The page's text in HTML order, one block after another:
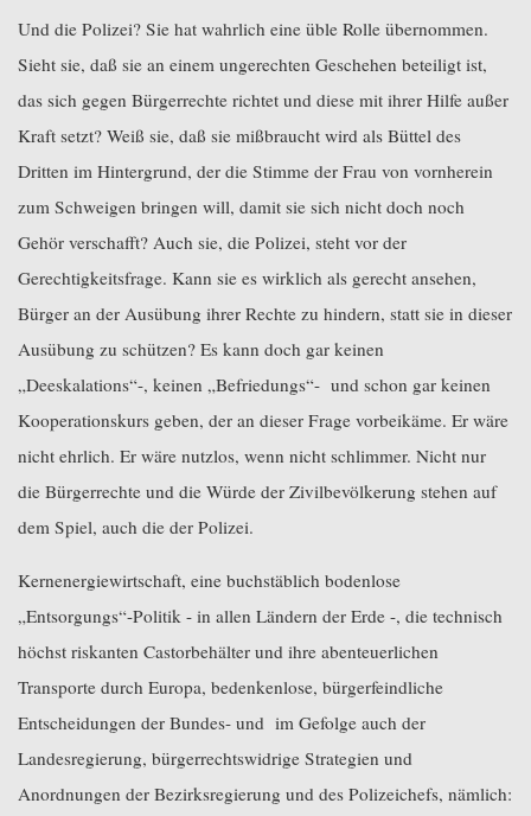
Und die Polizei? Sie hat wahrlich eine üble Rolle übernommen.
Sieht sie, daß sie an einem ungerechten Geschehen beteiligt ist,
das sich gegen Bürgerrechte richtet und diese mit ihrer Hilfe außer
Kraft setzt? Weiß sie, daß sie mißbraucht wird als Büttel des
Dritten im Hintergrund, der die Stimme der Frau von vornherein
zum Schweigen bringen will, damit sie sich nicht doch noch
Gehör verschafft? Auch sie, die Polizei, steht vor der
Gerechtigkeitsfrage. Kann sie es wirklich als gerecht ansehen,
Bürger an der Ausübung ihrer Rechte zu hindern, statt sie in dieser
Ausübung zu schützen? Es kann doch gar keinen
„Deeskalations“-, keinen „Befriedungs“- und schon gar keinen
Kooperationskurs geben, der an dieser Frage vorbeikäme. Er wäre
nicht ehrlich. Er wäre nutzlos, wenn nicht schlimmer. Nicht nur
die Bürgerrechte und die Würde der Zivilbevölkerung stehen auf
dem Spiel, auch die der Polizei.
Kernenergiewirtschaft, eine buchstäblich bodenlose
„Entsorgungs“-Politik - in allen Ländern der Erde -, die technisch
höchst riskanten Castorbehälter und ihre abenteuerlichen
Transporte durch Europa, bedenkenlose, bürgerfeindliche
Entscheidungen der Bundes- und im Gefolge auch der
Landesregierung, bürgerrechtswidrige Strategien und
Anordnungen der Bezirksregierung und des Polizeichefs, nämlich: